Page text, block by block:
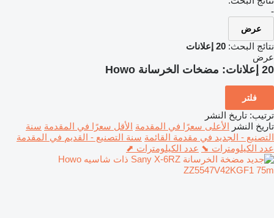
-
عرض
نتائج البحث: 20 إعلانات
عرض
20 إعلانات: مضخات الخرسانة Howo
فلتر
ترتيب: تاريخ النشر
تاريخ النشر الأعلى سعرًا في المقدمة الأقل سعرًا في المقدمة سنة
التصنيع - الجديد في مقدمة القائمة سنة التصنيع - القديم في المقدمة
عدد الكيلومترات ⬊ عدد الكيلومترات ⬈